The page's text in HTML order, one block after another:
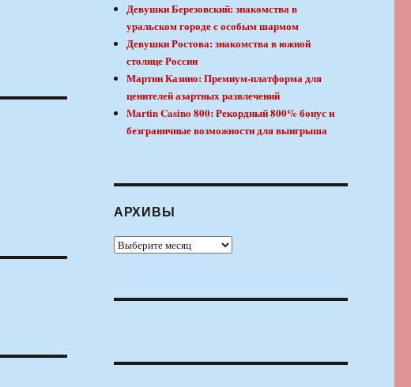
Девушки Березовский: знакомства в
уральском городе с особым шармом
Девушки Ростова: знакомства в южной
столице России
Мартин Казино: Премиум-платформа для
ценителей азартных развлечений
Martin Casino 800: Рекордный 800% бонус и
безграничные возможности для выигрыша
АРХИВЫ
Архивы